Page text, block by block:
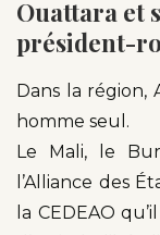
Ouattara et
président-
Dans la région,
homme seul.
Le Mali, le
l’Alliance des
la CEDEAO